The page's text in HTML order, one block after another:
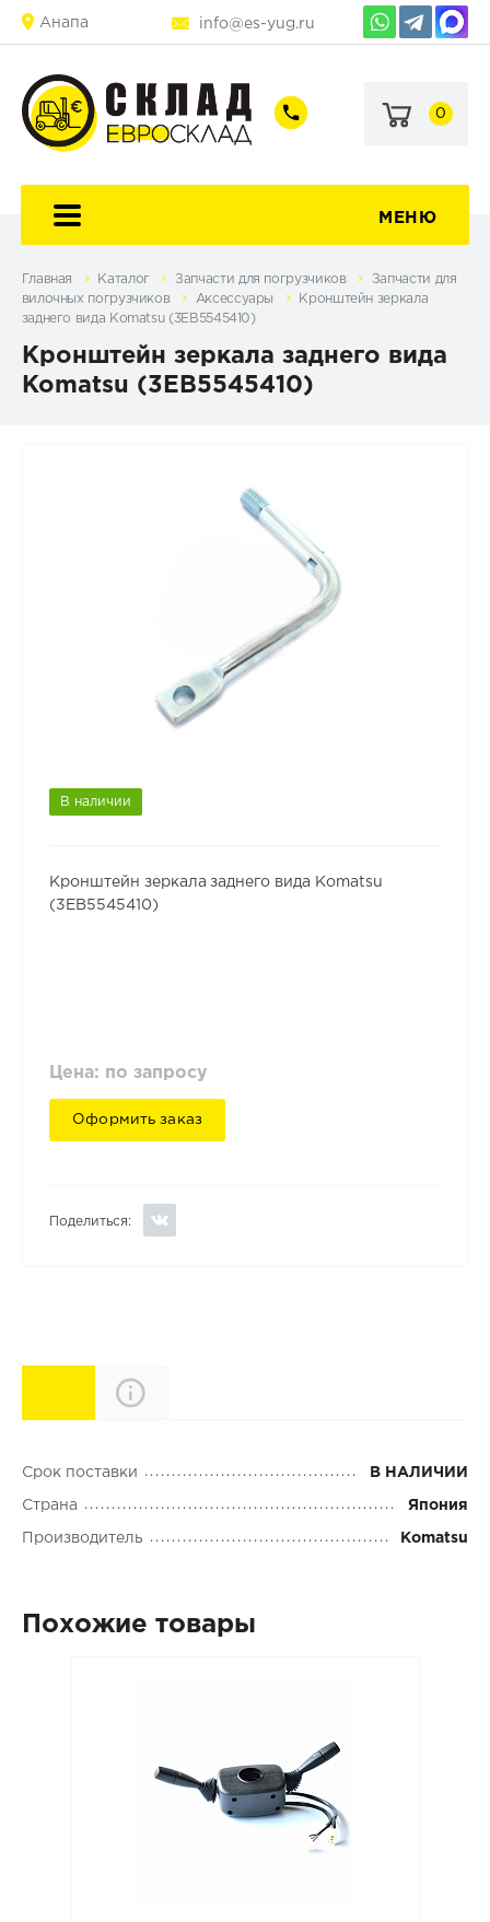
Анапа info@es-yug.ru
+7
60-
+7
69-
0
МЕНЮ
Главная Каталог Запчасти для погрузчиков
Запчасти для
вилочных погрузчиков
Аксессуары
Кронштейн зеркала
заднего вида Komatsu (3EB5545410)
Кронштейн зеркала заднего вида
Komatsu (3EB5545410)
В наличии
Кронштейн зеркала заднего вида Komatsu
(3EB5545410)
Цена: по запросу
Оформить заказ
Поделиться:
Характеристики
Срок поставки В НАЛИЧИИ
Страна Япония
Производитель Komatsu
Похожие товары